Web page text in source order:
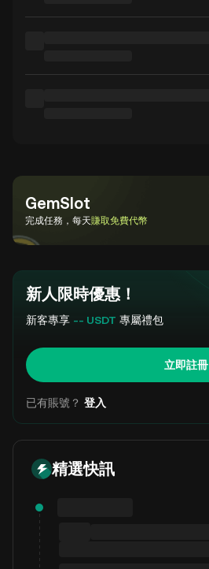
GemSlot
完成任務，每天賺取免費代幣
新人限時優惠！
新客專享 -- USDT 專屬禮包
立即註冊
已有賬號？ 登入
精選快訊